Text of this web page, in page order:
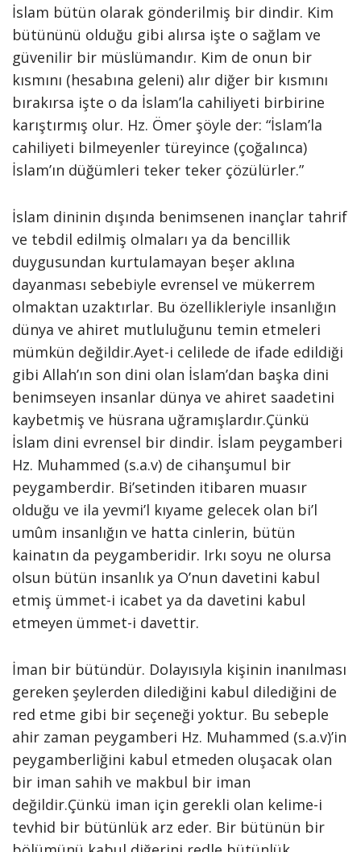
İslam bütün olarak gönderilmiş bir dindir. Kim
bütününü olduğu gibi alırsa işte o sağlam ve
güvenilir bir müslümandır. Kim de onun bir
kısmını (hesabına geleni) alır diğer bir kısmını
bırakırsa işte o da İslam’la cahiliyeti birbirine
karıştırmış olur. Hz. Ömer şöyle der: “İslam’la
cahiliyeti bilmeyenler türeyince (çoğalınca)
İslam’ın düğümleri teker teker çözülürler.”
İslam dininin dışında benimsenen inançlar tahrif
ve tebdil edilmiş olmaları ya da bencillik
duygusundan kurtulamayan beşer aklına
dayanması sebebiyle evrensel ve mükerrem
olmaktan uzaktırlar. Bu özellikleriyle insanlığın
dünya ve ahiret mutluluğunu temin etmeleri
mümkün değildir.Ayet-i celilede de ifade edildiği
gibi Allah’ın son dini olan İslam’dan başka dini
benimseyen insanlar dünya ve ahiret saadetini
kaybetmiş ve hüsrana uğramışlardır.Çünkü
İslam dini evrensel bir dindir. İslam peygamberi
Hz. Muhammed (s.a.v) de cihanşumul bir
peygamberdir. Bi’setinden itibaren muasır
olduğu ve ila yevmi’l kıyame gelecek olan bi’l
umûm insanlığın ve hatta cinlerin, bütün
kainatın da peygamberidir. Irkı soyu ne olursa
olsun bütün insanlık ya O’nun davetini kabul
etmiş ümmet-i icabet ya da davetini kabul
etmeyen ümmet-i davettir.
İman bir bütündür. Dolayısıyla kişinin inanılması
gereken şeylerden dilediğini kabul dilediğini de
red etme gibi bir seçeneği yoktur. Bu sebeple
ahir zaman peygamberi Hz. Muhammed (s.a.v)’in
peygamberliğini kabul etmeden oluşacak olan
bir iman sahih ve makbul bir iman
değildir.Çünkü iman için gerekli olan kelime-i
tevhid bir bütünlük arz eder. Bir bütünün bir